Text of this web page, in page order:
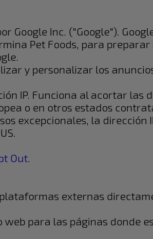
Google Inc. ("Google").
Pet Foods, para
y personalizar los
IP. Funciona al acortar las
o en otros estados
excepcionales, la dirección
Out
externas
para las páginas donde